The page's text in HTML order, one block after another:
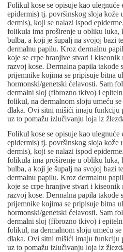
Folikul kose se opisuje kao ulegnuće
epidermis) tj. površinskog sloja kože
dermis), koji se nalazi ispod
folikula ima proširenje u obliku luka,
bulba, a koji je šupalj na svojoj bazi
dermalnu papilu. Kroz dermalnu
koje se crpe hranjive stvari i kiseonik
razvoj kose. Dermalna papila takođe
prijemnike kojima se pripisuje bitna
hormonski/genetski ćelavosti. Sam
dermalni sloj (fibrozno tkivo) i
folikul, na dermalnom sloju umeću
dlaka. Ovi sitni mišići imaju funkciju
uz to pomažu izlučivanju loja iz
Folikul kose se opisuje kao ulegnuće
epidermis) tj. površinskog sloja kože
dermis), koji se nalazi ispod
folikula ima proširenje u obliku luka,
bulba, a koji je šupalj na svojoj bazi
dermalnu papilu. Kroz dermalnu
koje se crpe hranjive stvari i kiseonik
razvoj kose. Dermalna papila takođe
prijemnike kojima se pripisuje bitna
hormonski/genetski ćelavosti. Sam
dermalni sloj (fibrozno tkivo) i
folikul, na dermalnom sloju umeću
dlaka. Ovi sitni mišići imaju funkciju
uz to pomažu izlučivanju loja iz